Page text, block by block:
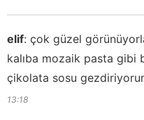
elif: çok güzel
kalıba mozaik pasta gibi
çikolata sosu
13:18